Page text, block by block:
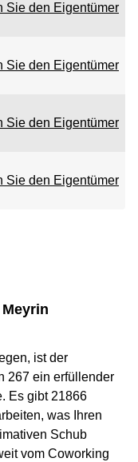
Sie den Eigentümer
Sie den Eigentümer
Sie den Eigentümer
Sie den Eigentümer
ist der
267 ein erfüllender
Es gibt 21866
was Ihren
Schub
vom Coworking